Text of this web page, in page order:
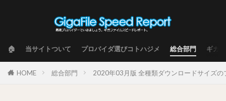
🏠 当サイトついて プロバイダ選びコトハジメ 総合部門 ギガ
HOME 総合部門 2020年03月版 全種類ダウンロードサイズの